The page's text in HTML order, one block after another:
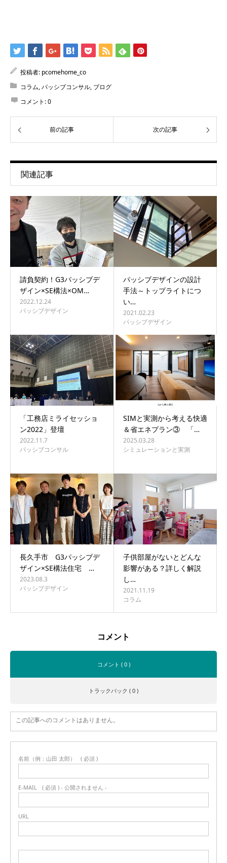
投稿者: pcomehome_co
コラム,パッシブコンサル, ブログ
コメント:0
前の記事 次の記事
関連記事
請負契約！G3パッシブデ
ザイン×SE構法×OM…
2022.12.24
パッシブデザイン
パッシブデザインの設計
手法～トップライトにつ
い…
2021.02.23
パッシブデザイン
「工務店ミライセッショ
ン2022」登壇
2022.11.7
パッシブコンサル
SIMと実測から考える快適
＆省エネプラン③ 「…
2025.03.28
シミュレーションと実測
長久手市 G3パッシブデ
ザイン×SE構法住宅 …
2023.08.3
パッシブデザイン
子供部屋がないとどんな
影響がある？詳しく解説
し…
2021.11.19
コラム
コメント
コメント ( 0 )
トラックバック ( 0 )
この記事へのコメントはありません。
名前（例：山田 太郎） ( 必須 )
E-MAIL ( 必須 ) - 公開されません -
URL